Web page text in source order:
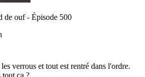
de ouf - Épisode 500
verrous et tout est rentré dans l'ordre.